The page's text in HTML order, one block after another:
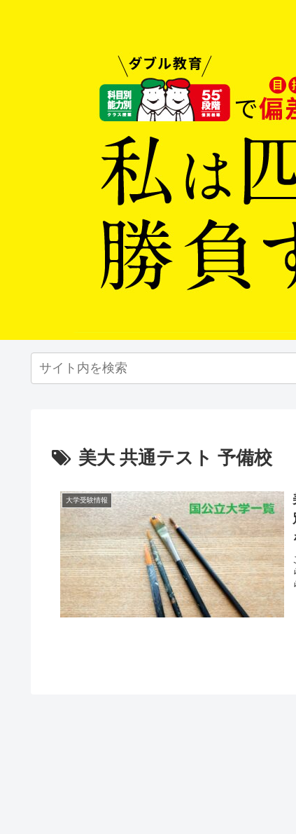
美大 共通テスト 予備校
大学受験情報